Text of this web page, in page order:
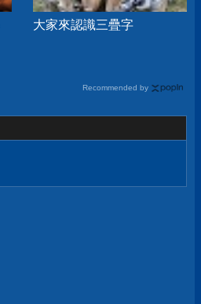
大家來認識三疊字
Recommended by